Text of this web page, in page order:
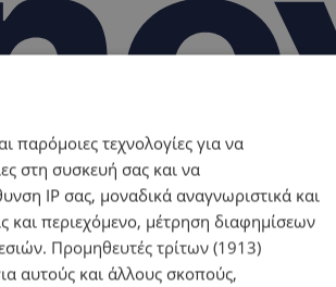
παρόμοιες τεχνολογίες για να
στη συσκευή σας και να
IP σας, μοναδικά αναγνωριστικά και
και περιεχόμενο, μέτρηση διαφημίσεων
Προμηθευτές τρίτων (1913)
αυτούς και άλλους σκοπούς,